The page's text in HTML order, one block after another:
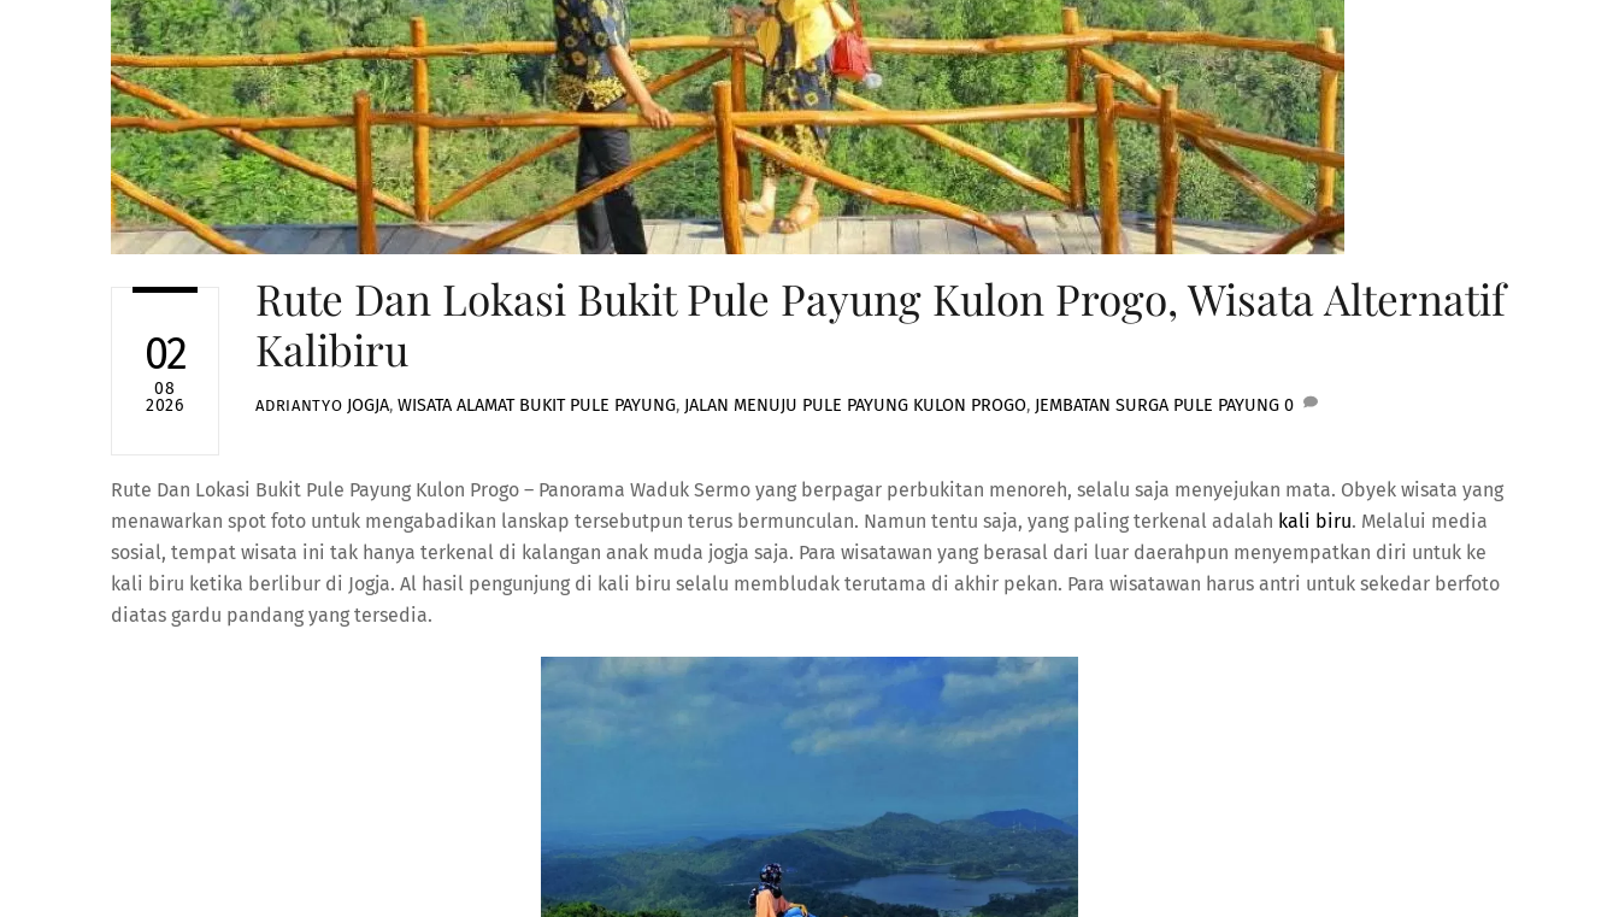
02
08
2026
Rute Dan Lokasi Bukit Pule Payung Kulon Progo, Wisata Alternatif
Kalibiru
ADRIANTYO JOGJA,WISATA ALAMAT BUKIT PULE PAYUNG, JALAN MENUJU PULE PAYUNG KULON PROGO, JEMBATAN SURGA PULE PAYUNG 0
Rute Dan Lokasi Bukit Pule Payung Kulon Progo – Panorama Waduk Sermo yang berpagar perbukitan menoreh, selalu saja menyejukan mata. Obyek wisata yang
menawarkan spot foto untuk mengabadikan lanskap tersebutpun terus bermunculan. Namun tentu saja, yang paling terkenal adalah kali biru. Melalui media
sosial, tempat wisata ini tak hanya terkenal di kalangan anak muda jogja saja. Para wisatawan yang berasal dari luar daerahpun menyempatkan diri untuk ke
kali biru ketika berlibur di Jogja. Al hasil pengunjung di kali biru selalu membludak terutama di akhir pekan. Para wisatawan harus antri untuk sekedar berfoto
diatas gardu pandang yang tersedia.